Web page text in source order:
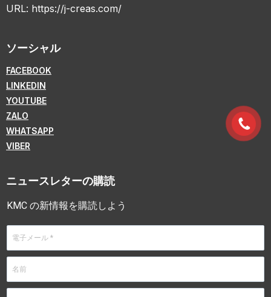
URL: https://j-creas.com/
ソーシャル
FACEBOOK
LINKEDIN
YOUTUBE
ZALO
WHATSAPP
VIBER
ニュースレターの購読
KMC の新情報を購読しよう